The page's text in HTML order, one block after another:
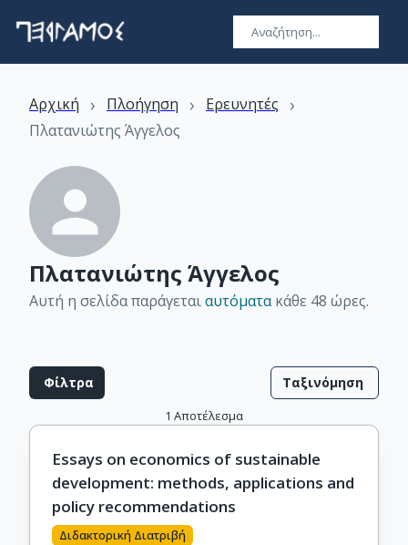
Αρχική › Πλοήγηση › Ερευνητές ›
Πλατανιώτης Άγγελος
Πλατανιώτης Άγγελος
Αυτή η σελίδα παράγεταιαυτόματακάθε 48 ώρες.
Φίλτρα Ταξινόμηση
1 Αποτέλεσμα
Essays on economics of sustainable
development: methods, applications and
policy recommendations
Διδακτορική Διατριβή